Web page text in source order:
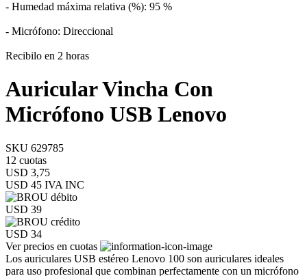
- Humedad máxima relativa (%): 95 %
- Micrófono: Direccional
Recibilo en 2 horas
Auricular Vincha Con
Micrófono USB Lenovo
SKU 629785
12 cuotas
USD 3,75
USD 45 IVA INC
USD 39
USD 34
Ver precios en cuotas
Los auriculares USB estéreo Lenovo 100 son auriculares ideales
para uso profesional que combinan perfectamente con un micrófono